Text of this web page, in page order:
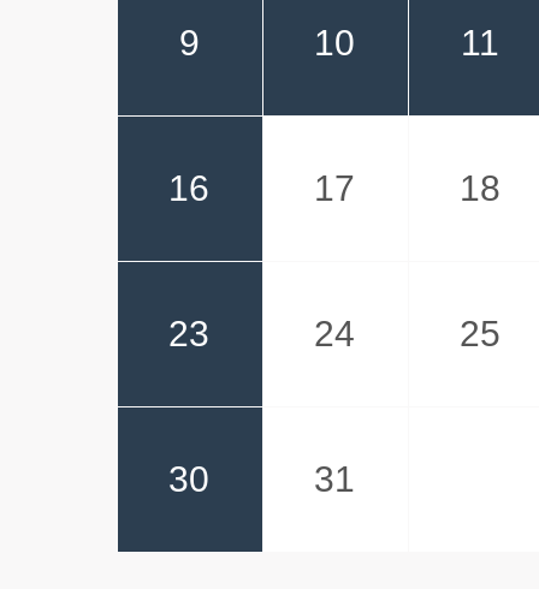
9 10 11
16 17 18
23 24 25
30 31